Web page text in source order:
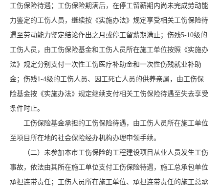
工伤保险待遇；工伤保险期满后，在停工留薪期内尚未完成劳动能
力鉴定的工伤人员，继续按《实施办法》规定享受相关工伤保险待
遇至劳动能力鉴定结论作出之月或停工留薪期满止；伤残5-10级的
工伤人员，由工伤保险基金和工伤人员所在施工单位按照《实施办
法》规定分别支付一次性工伤医疗补助金和一次性伤残就业补助
金；伤残1-4级的工伤人员、因工死亡人员的供养亲属，由工伤保
险基金按《实施办法》规定继续支付相关工伤保险待遇至失去享受
条件时止。
工伤保险基金承担的工伤保险待遇，由工伤人员所在施工单位
至项目所在地的社会保险经办机构办理申领手续。
（二）未参加本市工伤保险的工程建设项目从业人员发生工伤
事故，依法由其所在施工单位支付工伤保险待遇，施工总承包单位
承担连带责任；工伤人员所在施工单位、承担连带责任的施工总承